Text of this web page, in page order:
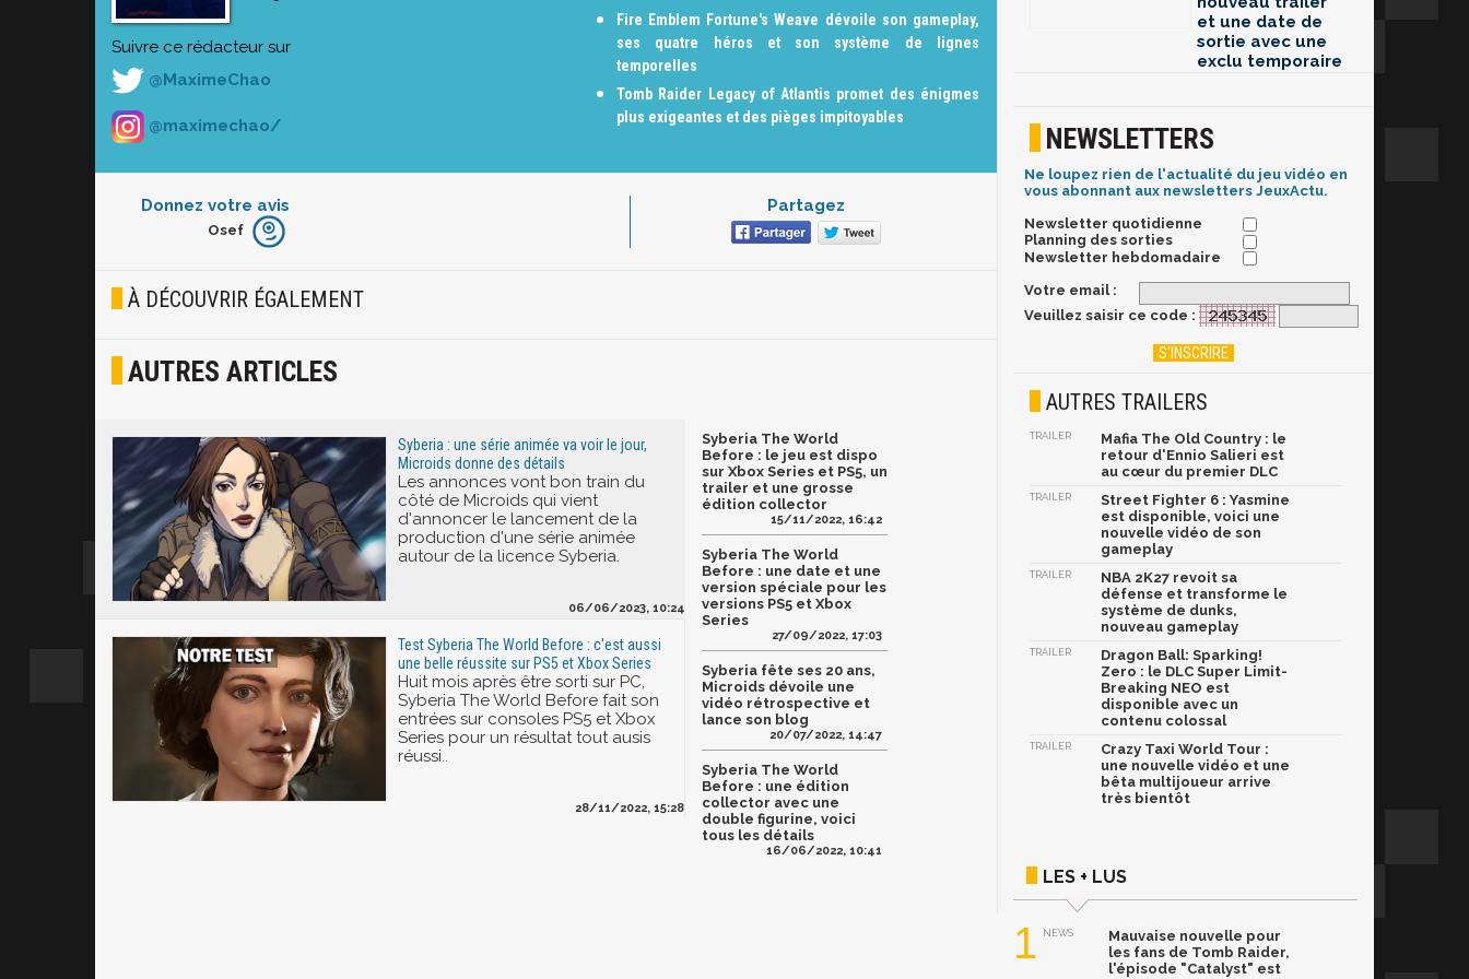
Suivre ce rédacteur sur
@MaximeChao
@maximechao/
Fire Emblem Fortune's Weave dévoile son gameplay,
ses quatre héros et son système de lignes
temporelles
Tomb Raider Legacy of Atlantis promet des énigmes
plus exigeantes et des pièges impitoyables
Donnez votre avis
Furieux
Joyeux
Osef
Partagez
À DÉCOUVRIR ÉGALEMENT
AUTRES ARTICLES
Syberia : une série animée va voir le jour,
Microids donne des détails
Les annonces vont bon train du
côté de Microids qui vient
d'annoncer le lancement de la
production d'une série animée
autour de la licence Syberia.
06/06/2023, 10:24
Test Syberia The World Before : c'est aussi
une belle réussite sur PS5 et Xbox Series
Huit mois après être sorti sur PC,
Syberia The World Before fait son
entrées sur consoles PS5 et Xbox
Series pour un résultat tout ausis
réussi..
28/11/2022, 15:28
Syberia The World
Before : le jeu est dispo
sur Xbox Series et PS5, un
trailer et une grosse
édition collector
15/11/2022, 16:42
Syberia The World
Before : une date et une
version spéciale pour les
versions PS5 et Xbox
Series
27/09/2022, 17:03
Syberia fête ses 20 ans,
Microids dévoile une
vidéo rétrospective et
lance son blog
20/07/2022, 14:47
Syberia The World
Before : une édition
collector avec une
double figurine, voici
tous les détails
16/06/2022, 10:41
et une date de
sortie avec une
exclu temporaire
NEWSLETTERS
Ne loupez rien de l'actualité du jeu vidéo en
vous abonnant aux newsletters JeuxActu.
Newsletter quotidienne
Planning des sorties
Newsletter hebdomadaire
Votre email :
Veuillez saisir ce code :
AUTRES TRAILERS
TRAILER
Mafia The Old Country : le
retour d'Ennio Salieri est
au cœur du premier DLC
TRAILER
Street Fighter 6 : Yasmine
est disponible, voici une
nouvelle vidéo de son
gameplay
TRAILER
NBA 2K27 revoit sa
défense et transforme le
système de dunks,
nouveau gameplay
TRAILER
Dragon Ball: Sparking!
Zero : le DLC Super Limit-
Breaking NEO est
disponible avec un
contenu colossal
TRAILER
Crazy Taxi World Tour :
une nouvelle vidéo et une
bêta multijoueur arrive
très bientôt
LES + LUS
1 NEWS
Mauvaise nouvelle pour
les fans de Tomb Raider,
l'épisode "Catalyst" est